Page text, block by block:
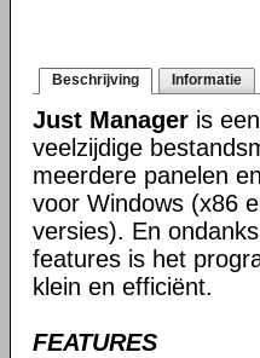
Beschrijving Informatie
Just Manager is
veelzijdige
meerdere panelen
voor Windows (x86
versies). En
features is het
klein en efficiënt.
FEATURES